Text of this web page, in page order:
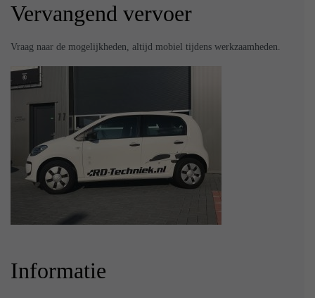
Vervangend vervoer
Vraag naar de mogelijkheden, altijd mobiel tijdens werkzaamheden.
Informatie